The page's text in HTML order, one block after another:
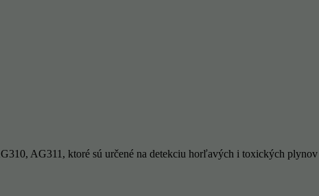
AG311, ktoré sú určené na detekciu horľavých i toxických